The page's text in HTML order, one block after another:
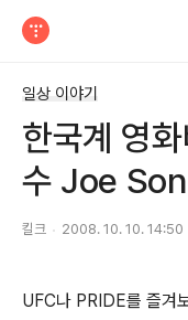
일상 이야기
한국계 영
수 Joe
킬크 2008. 10. 10. 14:50
UFC나 PRIDE를 즐겨